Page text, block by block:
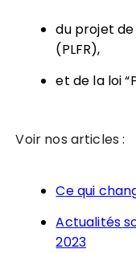
du projet
(PLFR),
et de la loi
Voir nos articles :
Ce qui
Actualités
2023